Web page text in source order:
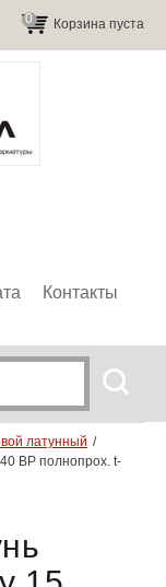
Корзина пуста
0
Контакты
латунный
ВР полнопрох. t-